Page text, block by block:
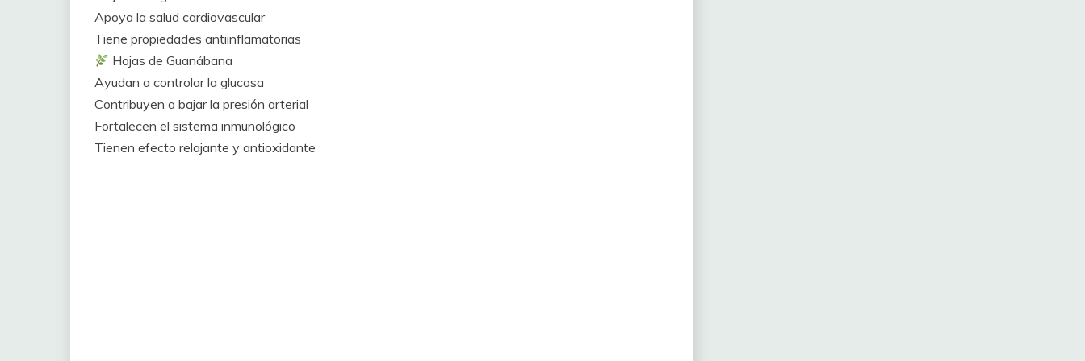
Apoya la salud cardiovascular
Tiene propiedades antiinflamatorias
Hojas de Guanábana
Ayudan a controlar la glucosa
Contribuyen a bajar la presión arterial
Fortalecen el sistema inmunológico
Tienen efecto relajante y antioxidante